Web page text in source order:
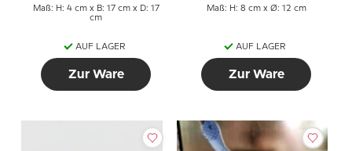
Maß: H: 4 cm x B: 17 cm x D: 17
cm
AUF LAGER
Zur Ware
Maß: H: 8 cm x Ø: 12 cm
AUF LAGER
Zur Ware